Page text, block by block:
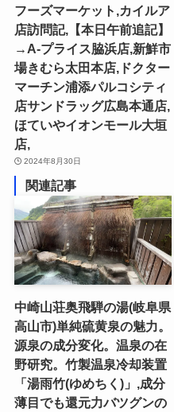
フーズマーケット,カイルア
店訪問記,【本日午前追記】
→A-プライス脇浜店,新鮮市
場きむら太田本店,ドクター
マーチン浦添パルコシティ
店サンドラッグ広島本通店,
ほていやイオンモール大垣
店,
2024年8月30日
関連記事
中崎山荘奥飛騨の湯(岐阜県
高山市)単純硫黄泉の魅力。
源泉の成分変化。温泉の在
野研究。竹製温泉冷却装置
「湯雨竹(ゆめちく)」,成分
薄目でも還元力バツグンの